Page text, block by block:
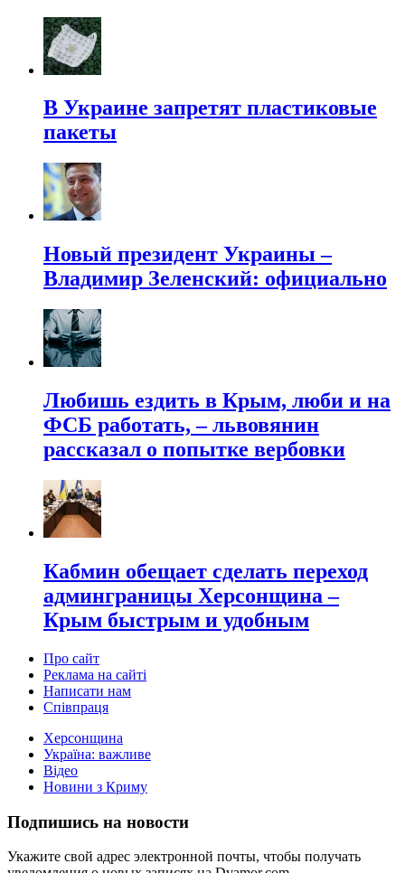
В Украине запретят пластиковые
пакеты
Новый президент Украины –
Владимир Зеленский: официально
Любишь ездить в Крым, люби и на
ФСБ работать, – львовянин
рассказал о попытке вербовки
Кабмин обещает сделать переход
админграницы Херсонщина –
Крым быстрым и удобным
Про сайт
Реклама на сайті
Написати нам
Співпраця
Херсонщина
Україна: важливе
Відео
Новини з Криму
Подпишись на новости
Укажите свой адрес электронной почты, чтобы получать